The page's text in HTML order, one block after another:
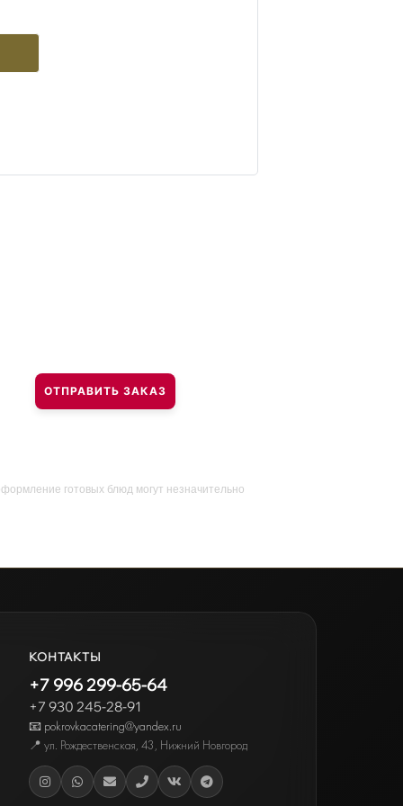
ОТПРАВИТЬ ЗАКАЗ
готовых блюд могут незначительно
КОНТАКТЫ
+7 996 299-65-64
+7 930 245-28-91
📧 pokrovkacatering@yandex.ru
📍 ул. Рождественская, 43, Нижний Новгород